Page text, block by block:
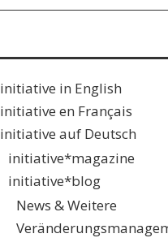
initiative in English
initiative en Français
initiative auf Deutsch
initiative*magazine
initiative*blog
News & Weitere